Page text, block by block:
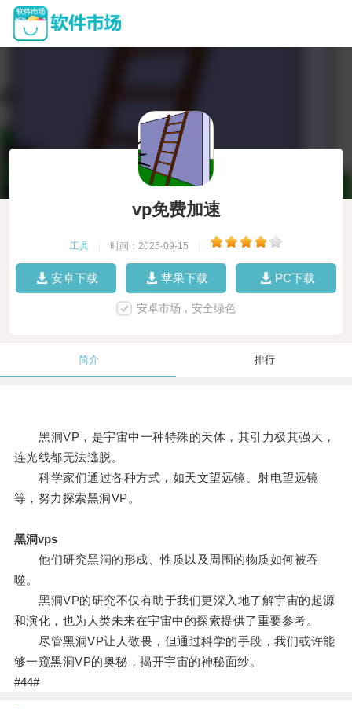
vp免费加速
工具 时间：2025-09-15
安卓下载 苹果下载 PC下载
安卓市场，安全绿色
简介 排行
黑洞VP，是宇宙中一种特殊的天体，其引力极其强大，
连光线都无法逃脱。
科学家们通过各种方式，如天文望远镜、射电望远镜
等，努力探索黑洞VP。
黑洞vps
他们研究黑洞的形成、性质以及周围的物质如何被吞
噬。
黑洞VP的研究不仅有助于我们更深入地了解宇宙的起源
和演化，也为人类未来在宇宙中的探索提供了重要参考。
尽管黑洞VP让人敬畏，但通过科学的手段，我们或许能
够一窥黑洞VP的奥秘，揭开宇宙的神秘面纱。
#44#